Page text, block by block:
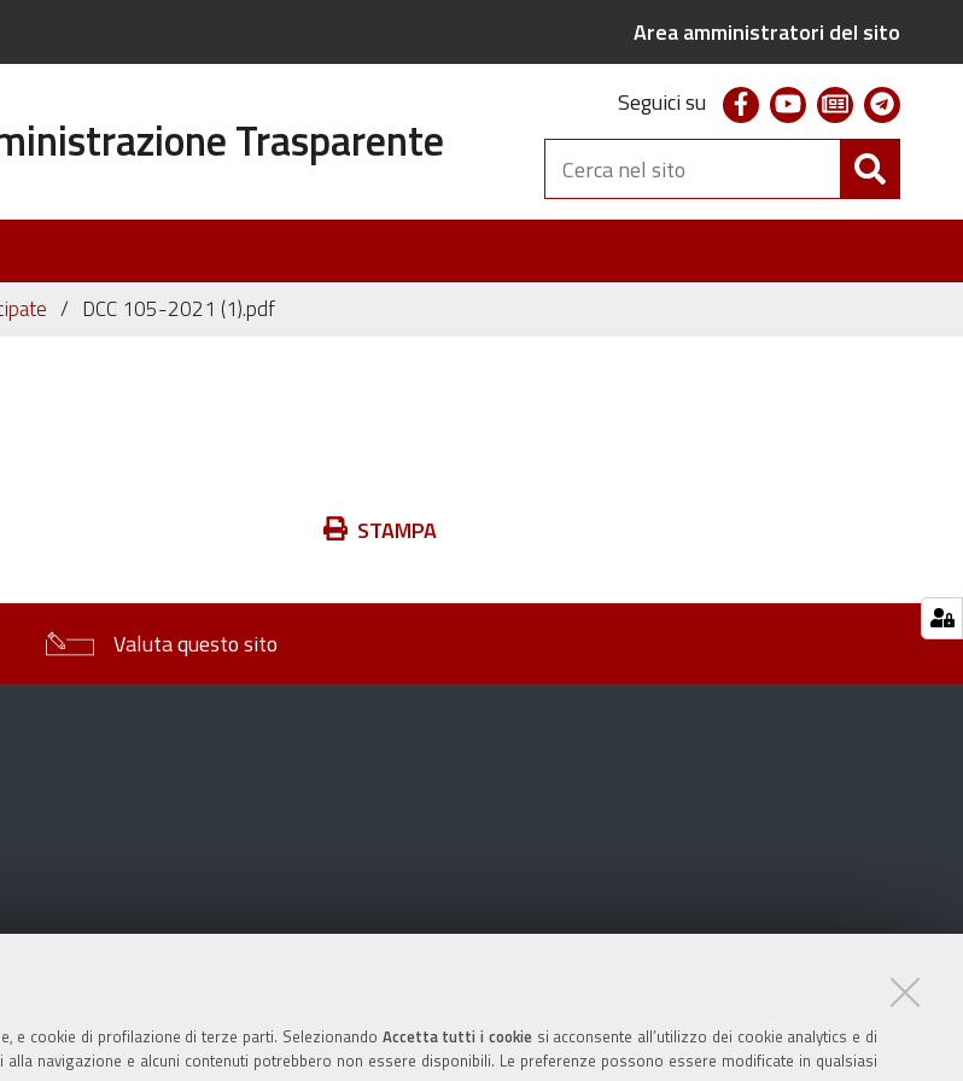
e cookie di profilazione di terze parti. Selezionando Accetta tutti i cookiesi acconsente all’utilizzo dei cookie analytics e di
navigazione e alcuni contenuti potrebbero non essere disponibili. Le preferenze possono essere modificate in qualsiasi
Area amministratori del sito
Trasparente
Seguici su facebookyoutubenewsletter
Cerca
nel
sito
DCC 105-2021 (1).pdf
Azioni STAMPA
Valuta questo sito